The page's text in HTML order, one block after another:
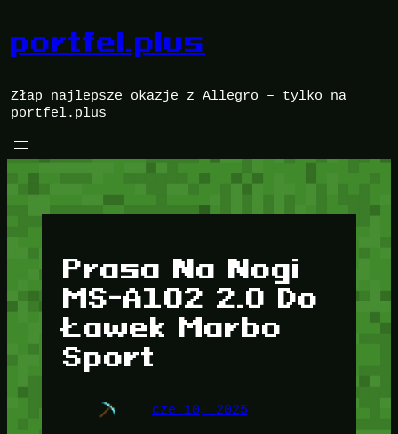
treści
portfel.plus
Złap najlepsze okazje z Allegro – tylko na
portfel.plus
Prasa Na Nogi
MS-A102 2.0 Do
Ławek Marbo
Sport
cze 10, 2025